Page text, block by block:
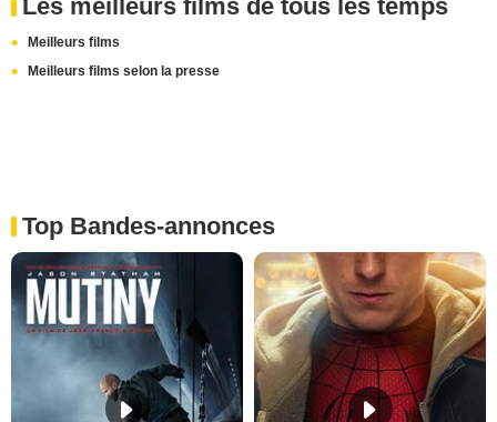
Les meilleurs films de tous les temps
Meilleurs films
Meilleurs films selon la presse
Top Bandes-annonces